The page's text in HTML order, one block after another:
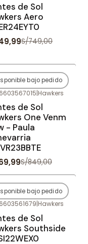
de Sol
Aero
S/749,00
OFF
Agotado
bajo pedido
|Hawkers
de Sol
One Venm
- Paula
S/849,00
OFF
Agotado
bajo pedido
|Hawkers
de Sol
Southside